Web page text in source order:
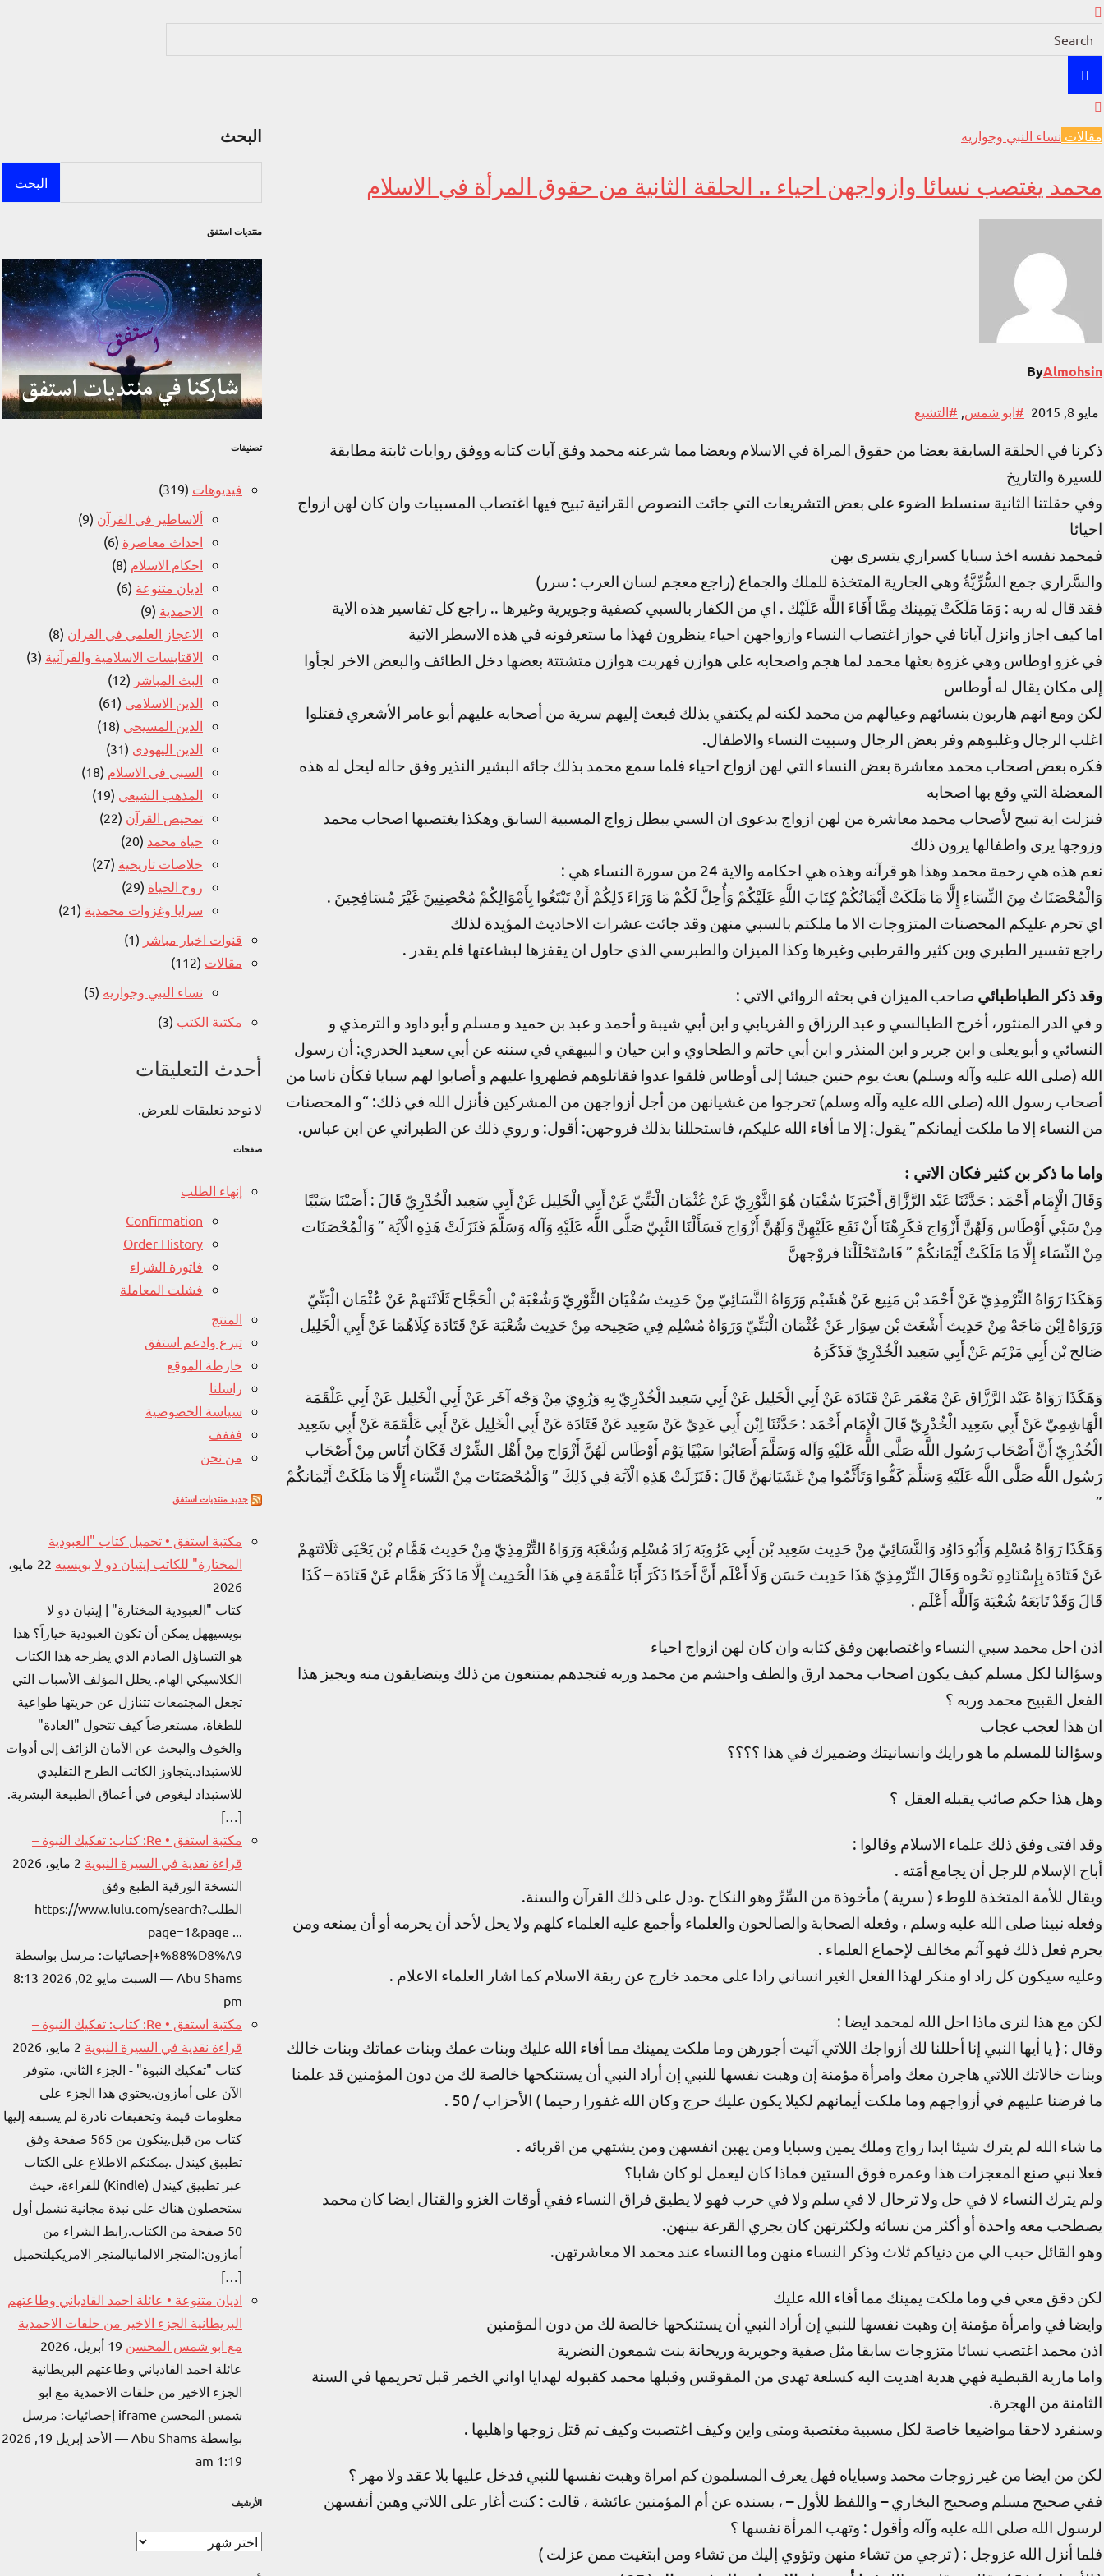
مقالات نساء النبي وجواريه
محمد يغتصب نسائا وازواجهن احياء .. الحلقة الثانية من حقوق المرأة في الاسلام
ByAlmohsin
مايو 8, 2015 #ابو شمس, #التشيع
ذكرنا في الحلقة السابقة بعضا من حقوق المراة في الاسلام وبعضا مما شرعنه محمد وفق آيات كتابه ووفق روايات ثابتة مطابقة
للسيرة والتاريخ
وفي حقلتنا الثانية سنسلط الضوء على بعض التشريعات التي جائت النصوص القرانية تبيح فيها اغتصاب المسبيات وان كان لهن ازواج
احيائا
فمحمد نفسه اخذ سبايا كسراري يتسرى بهن
والسَّراري جمع السُّرِّيَّةُ وهي الجارية المتخذة للملك والجماع (راجع معجم لسان العرب : سرر)
فقد قال له ربه : وَمَا مَلَكَتْ يَمِينك مِمَّا أَفَاءَ اللَّه عَلَيْك . اي من الكفار بالسبي كصفية وجويرية وغيرها .. راجع كل تفاسير هذه الاية
اما كيف اجاز وانزل آياتا في جواز اغتصاب النساء وازواجهن احياء ينظرون فهذا ما ستعرفونه في هذه الاسطر الاتية
في غزو اوطاس وهي غزوة بعثها محمد لما هجم واصحابه على هوازن فهربت هوازن متشتتة بعضها دخل الطائف والبعض الاخر لجأوا
إلى مكان يقال له أوطاس
لكن ومع انهم هاربون بنسائهم وعيالهم من محمد لكنه لم يكتفي بذلك فبعث إليهم سرية من أصحابه عليهم أبو عامر الأشعري فقتلوا
اغلب الرجال وغلبوهم وفر بعض الرجال وسبيت النساء والاطفال.
فكره بعض اصحاب محمد معاشرة بعض النساء التي لهن ازواج احياء فلما سمع محمد بذلك جائه البشير النذير وفق حاله ليحل له هذه
المعضلة التي وقع بها اصحابه
فنزلت اية تبيح لأصحاب محمد معاشرة من لهن ازواج بدعوى ان السبي يبطل زواج المسبية السابق وهكذا يغتصبها اصحاب محمد
وزوجها يرى واطفالها يرون ذلك
نعم هذه هي رحمة محمد وهذا هو قرآنه وهذه هي احكامه والاية 24 من سورة النساء هي :
وَالْمُحْصَنَاتُ مِنَ النِّسَاءِ إِلَّا مَا مَلَكَتْ أَيْمَانُكُمْ كِتَابَ اللَّهِ عَلَيْكُمْ وَأُحِلَّ لَكُمْ مَا وَرَاءَ ذَلِكُمْ أَنْ تَبْتَغُوا بِأَمْوَالِكُمْ مُحْصِنِينَ غَيْرَ مُسَافِحِينَ .
اي تحرم عليكم المحصنات المتزوجات الا ما ملكتم بالسبي منهن وقد جائت عشرات الاحاديث المؤيدة لذلك
راجع تفسير الطبري وبن كثير والقرطبي وغيرها وكذا الميزان والطبرسي الذي حاول ان يقفزها لبشاعتها فلم يقدر .
وقد ذكر الطباطبائي صاحب الميزان في بحثه الروائي الاتي :
و في الدر المنثور، أخرج الطيالسي و عبد الرزاق و الفريابي و ابن أبي شيبة و أحمد و عبد بن حميد و مسلم و أبو داود و الترمذي و
النسائي و أبو يعلى و ابن جرير و ابن المنذر و ابن أبي حاتم و الطحاوي و ابن حيان و البيهقي في سننه عن أبي سعيد الخدري: أن رسول
الله (صلى الله عليه وآله وسلم) بعث يوم حنين جيشا إلى أوطاس فلقوا عدوا فقاتلوهم فظهروا عليهم و أصابوا لهم سبايا فكأن ناسا من
أصحاب رسول الله (صلى الله عليه وآله وسلم) تحرجوا من غشيانهن من أجل أزواجهن من المشركين فأنزل الله في ذلك: “و المحصنات
من النساء إلا ما ملكت أيمانكم” يقول: إلا ما أفاء الله عليكم، فاستحللنا بذلك فروجهن: أقول: و روي ذلك عن الطبراني عن ابن عباس.
واما ما ذكر بن كثير فكان الاتي :
وَقَالَ الْإِمَام أَحْمَد : حَدَّثَنَا عَبْد الرَّزَّاق أَخْبَرَنَا سُفْيَان هُوَ الثَّوْرِيّ عَنْ عُثْمَان الْبَتِّيّ عَنْ أَبِي الْخَلِيل عَنْ أَبِي سَعِيد الْخُدْرِيّ قَالَ : أَصَبْنَا سَبْيًا
مِنْ سَبْي أَوْطَاس وَلَهُنَّ أَزْوَاج فَكَرِهْنَا أَنْ نَقَع عَلَيْهِنَّ وَلَهُنَّ أَزْوَاج فَسَأَلْنَا النَّبِيّ صَلَّى اللَّه عَلَيْهِ وَآله وَسَلَّمَ فَنَزَلَتْ هَذِهِ الْآيَة ” وَالْمُحْصَنَات
مِنْ النِّسَاء إِلَّا مَا مَلَكَتْ أَيْمَانكُمْ ” فَاسْتَحْلَلْنَا فروْجهنَّ
وَهَكَذَا رَوَاهُ التِّرْمِذِيّ عَنْ أَحْمَد بْن مَنِيع عَنْ هُشَيْم وَرَوَاهُ النَّسَائِيّ مِنْ حَدِيث سُفْيَان الثَّوْرِيّ وَشُعْبَة بْن الْحَجَّاج ثَلَاثَتهمْ عَنْ عُثْمَان الْبَتِّيّ
وَرَوَاهُ اِبْن مَاجَهْ مِنْ حَدِيث أَشْعَث بْن سِوَار عَنْ عُثْمَان الْبَتِّيّ وَرَوَاهُ مُسْلِم فِي صَحِيحه مِنْ حَدِيث شُعْبَة عَنْ قَتَادَة كِلَاهُمَا عَنْ أَبِي الْخَلِيل
صَالِح بْن أَبِي مَرْيَم عَنْ أَبِي سَعِيد الْخُدْرِيّ فَذَكَرَهُ
وَهَكَذَا رَوَاهُ عَبْد الرَّزَّاق عَنْ مَعْمَر عَنْ قَتَادَة عَنْ أَبِي الْخَلِيل عَنْ أَبِي سَعِيد الْخُدْرِيّ بِهِ وَرُوِيَ مِنْ وَجْه آخَر عَنْ أَبِي الْخَلِيل عَنْ أَبِي عَلْقَمَة
الْهَاشِمِيّ عَنْ أَبِي سَعِيد الْخُدْرِيّ قَالَ الْإِمَام أَحْمَد : حَدَّثَنَا اِبْن أَبِي عَدِيّ عَنْ سَعِيد عَنْ قَتَادَة عَنْ أَبِي الْخَلِيل عَنْ أَبِي عَلْقَمَة عَنْ أَبِي سَعِيد
الْخُدْرِيّ أَنَّ أَصْحَاب رَسُول اللَّه صَلَّى اللَّه عَلَيْهِ وَآله وَسَلَّمَ أَصَابُوا سَبْيًا يَوْم أَوْطَاس لَهُنَّ أَزْوَاج مِنْ أَهْل الشِّرْك فَكَانَ أُنَاس مِنْ أَصْحَاب
رَسُول اللَّه صَلَّى اللَّه عَلَيْهِ وَسَلَّمَ كَفُّوا وَتَأَثَّمُوا مِنْ غَشَيَانهنَّ قَالَ : فَنَزَلَتْ هَذِهِ الْآيَة فِي ذَلِكَ ” وَالْمُحْصَنَات مِنْ النِّسَاء إِلَّا مَا مَلَكَتْ أَيْمَانكُمْ
”
وَهَكَذَا رَوَاهُ مُسْلِم وَأَبُو دَاوُد وَالنَّسَائِيّ مِنْ حَدِيث سَعِيد بْن أَبِي عَرُوبَة زَادَ مُسْلِم وَشُعْبَة وَرَوَاهُ التِّرْمِذِيّ مِنْ حَدِيث هَمَّام بْن يَحْيَى ثَلَاثَتهمْ
عَنْ قَتَادَة بِإِسْنَادِهِ نَحْوه وَقَالَ التِّرْمِذِيّ هَذَا حَدِيث حَسَن وَلَا أَعْلَم أَنَّ أَحَدًا ذَكَرَ أَبَا عَلْقَمَة فِي هَذَا الْحَدِيث إِلَّا مَا ذَكَرَ هَمَّام عَنْ قَتَادَة – كَذَا
قَالَ وَقَدْ تَابَعَهُ شُعْبَة وَاَللَّه أَعْلَم .
اذن احل محمد سبي النساء واغتصابهن وفق كتابه وان كان لهن ازواج احياء
وسؤالنا لكل مسلم كيف يكون اصحاب محمد ارق والطف واحشم من محمد وربه فتجدهم يمتنعون من ذلك ويتضايقون منه ويجيز هذا
الفعل القبيح محمد وربه ؟
ان هذا لعجب عجاب
وسؤالنا للمسلم ما هو رايك وانسانيتك وضميرك في هذا ؟؟؟؟
وهل هذا حكم صائب يقبله العقل ؟
وقد افتى وفق ذلك علماء الاسلام وقالوا :
أباح الإسلام للرجل أن يجامع أمَته .
ويقال للأمة المتخذة للوطء ( سرية ) مأخوذة من السِّرِّ وهو النكاح .ودل على ذلك القرآن والسنة.
وفعله نبينا صلى الله عليه وسلم ، وفعله الصحابة والصالحون والعلماء وأجمع عليه العلماء كلهم ولا يحل لأحد أن يحرمه أو أن يمنعه ومن
يحرم فعل ذلك فهو آثم مخالف لإجماع العلماء .
وعليه سيكون كل راد او منكر لهذا الفعل الغير انساني رادا على محمد خارج عن ربقة الاسلام كما اشار العلماء الاعلام .
لكن مع هذا لنرى ماذا احل الله لمحمد ايضا :
وقال : { يا أيها النبي إنا أحللنا لك أزواجك اللاتي آتيت أجورهن وما ملكت يمينك مما أفاء الله عليك وبنات عمك وبنات عماتك وبنات خالك
وبنات خالاتك اللاتي هاجرن معك وامرأة مؤمنة إن وهبت نفسها للنبي إن أراد النبي أن يستنكحها خالصة لك من دون المؤمنين قد علمنا
ما فرضنا عليهم في أزواجهم وما ملكت أيمانهم لكيلا يكون عليك حرج وكان الله غفورا رحيما ) الأحزاب / 50 .
ما شاء الله لم يترك شيئا ابدا زواج وملك يمين وسبايا ومن يهبن انفسهن ومن يشتهي من اقربائه .
فعلا نبي صنع المعجزات هذا وعمره فوق الستين فماذا كان ليعمل لو كان شابا؟
ولم يترك النساء لا في حل ولا ترحال لا في سلم ولا في حرب فهو لا يطيق فراق النساء ففي أوقات الغزو والقتال ايضا كان محمد
يصطحب معه واحدة أو أكثر من نسائه ولكثرتهن كان يجري القرعة بينهن.
وهو القائل حبب الي من دنياكم ثلاث وذكر النساء منهن وما النساء عند محمد الا معاشرتهن.
لكن دقق معي في وما ملكت يمينك مما أفاء الله عليك
وايضا في وامرأة مؤمنة إن وهبت نفسها للنبي إن أراد النبي أن يستنكحها خالصة لك من دون المؤمنين
اذن محمد اغتصب نسائا متزوجات سابقا مثل صفية وجويرية وريحانة بنت شمعون النضرية
واما مارية القبطية فهي هدية اهديت اليه كسلعة تهدى من المقوقس وقبلها محمد كقبوله لهدايا اواني الخمر قبل تحريمها في السنة
الثامنة من الهجرة.
وسنفرد لاحقا مواضيعا خاصة لكل مسبية مغتصبة ومتى واين وكيف اغتصبت وكيف تم قتل زوجها واهليها .
لكن من ايضا من غير زوجات محمد وسباياه فهل يعرف المسلمون كم امراة وهبت نفسها للنبي فدخل عليها بلا عقد ولا مهر ؟
ففي صحيح مسلم وصحيح البخاري – واللفظ للأول – ، بسنده عن أم المؤمنين عائشة ، قالت : كنت أغار على اللاتي وهبن أنفسهن
لرسول الله صلى الله عليه وآله وأقول : وتهب المرأة نفسها ؟
فلما أنزل الله عزوجل : ( ترجي من تشاء منهن وتؤوي إليك من تشاء ومن ابتغيت ممن عزلت )
البحث
البحث
منتديات استفق
تصنيفات
فيديوهات (319)
ألاساطير في القرآن (9)
احداث معاصرة (6)
احكام الاسلام (8)
اديان متنوعة (6)
الاحمدية (9)
الاعجاز العلمي في القران (8)
الاقتابسات الاسلامية والقرآنية (3)
البث المباشر (12)
الدين الاسلامي (61)
الدين المسيحي (18)
الدين اليهودي (31)
السبي في الاسلام (18)
المذهب الشيعي (19)
تمحيص القرآن (22)
حياة محمد (20)
خلاصات تاريخية (27)
روح الحياة (29)
سرايا وغزوات محمدية (21)
قنوات اخبار مباشر (1)
مقالات (112)
نساء النبي وجواريه (5)
مكتبة الكتب (3)
أحدث التعليقات
لا توجد تعليقات للعرض.
صفحات
إنهاء الطلب
Confirmation
Order History
فاتورة الشراء
فشلت المعاملة
المنتج
تبرع وادعم استفق
خارطة الموقع
راسلنا
سياسة الخصوصية
فففف
من نحن
جديد منتديات استفق
مكتبة استفق • تحميل كتاب "العبودية
المختارة" للكاتب إيتيان دو لا بويسيه
22 مايو،
2026
كتاب "العبودية المختارة" | إيتيان دو لا
بويسيههل يمكن أن تكون العبودية خياراً؟ هذا
هو التساؤل الصادم الذي يطرحه هذا الكتاب
الكلاسيكي الهام. يحلل المؤلف الأسباب التي
تجعل المجتمعات تتنازل عن حريتها طواعية
للطغاة، مستعرضاً كيف تتحول "العادة"
والخوف والبحث عن الأمان الزائف إلى أدوات
للاستبداد.يتجاوز الكاتب الطرح التقليدي
للاستبداد ليغوص في أعماق الطبيعة البشرية.
[…]
مكتبة استفق • Re: كتاب: تفكيك النبوة –
قراءة نقدية في السيرة النبوية 2 مايو، 2026
النسخة الورقية الطبع وفق
الطلبhttps://www.lulu.com/search?
page=1&page ...
%88%D8%A9+إحصائيات: مرسل بواسطة
Abu Shams — السبت مايو 02, 2026 8:13
pm
مكتبة استفق • Re: كتاب: تفكيك النبوة –
قراءة نقدية في السيرة النبوية 2 مايو، 2026
كتاب "تفكيك النبوة" - الجزء الثاني، متوفر
الآن على أمازون.​يحتوي هذا الجزء على
معلومات قيمة وتحقيقات نادرة لم يسبقه إليها
كتاب من قبل.يتكون من 565 صفحة وفق
تطبيق كيندل .​يمكنكم الاطلاع على الكتاب
عبر تطبيق كيندل (Kindle) للقراءة، حيث
ستحصلون هناك على نبذة مجانية تشمل أول
50 صفحة من الكتاب.​رابط الشراء من
أمازون:المتجر الالمانيالمتجر الامريكيلتحميل
[…]
اديان متنوعة • عائلة احمد القادياني وطاعتهم
البريطانية الجزء الاخير من حلقات الاحمدية
مع ابو شمس المحسن 19 أبريل، 2026
عائلة احمد القادياني وطاعتهم البريطانية
الجزء الاخير من حلقات الاحمدية مع ابو
شمس المحسن iframe إحصائيات: مرسل
بواسطة Abu Shams — الأحد إبريل 19, 2026
1:19 am
الأرشيف
الأرشيف